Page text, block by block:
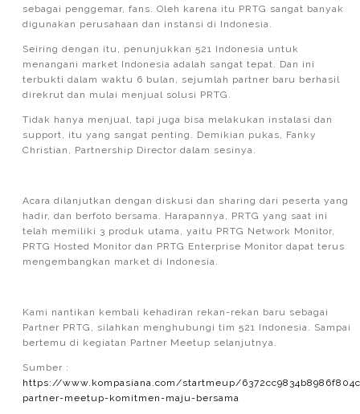
sebagai penggemar, fans. Oleh karena itu PRTG sangat banyak
digunakan perusahaan dan instansi di Indonesia.
Seiring dengan itu, penunjukkan 521 Indonesia untuk
menangani market Indonesia adalah sangat tepat. Dan ini
terbukti dalam waktu 6 bulan, sejumlah partner baru berhasil
direkrut dan mulai menjual solusi PRTG.
Tidak hanya menjual, tapi juga bisa melakukan instalasi dan
support, itu yang sangat penting. Demikian pukas, Fanky
Christian, Partnership Director dalam sesinya.
Acara dilanjutkan dengan diskusi dan sharing dari peserta yang
hadir, dan berfoto bersama. Harapannya, PRTG yang saat ini
telah memiliki 3 produk utama, yaitu PRTG Network Monitor,
PRTG Hosted Monitor dan PRTG Enterprise Monitor dapat terus
mengembangkan market di Indonesia.
Kami nantikan kembali kehadiran rekan-rekan baru sebagai
Partner PRTG, silahkan menghubungi tim 521 Indonesia. Sampai
bertemu di kegiatan Partner Meetup selanjutnya.
Sumber :
https://www.kompasiana.com/startmeup/
partner-meetup-komitmen-maju-bersama